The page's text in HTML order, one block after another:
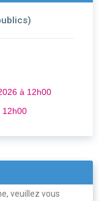
à 12h00
12h00
veuillez vous